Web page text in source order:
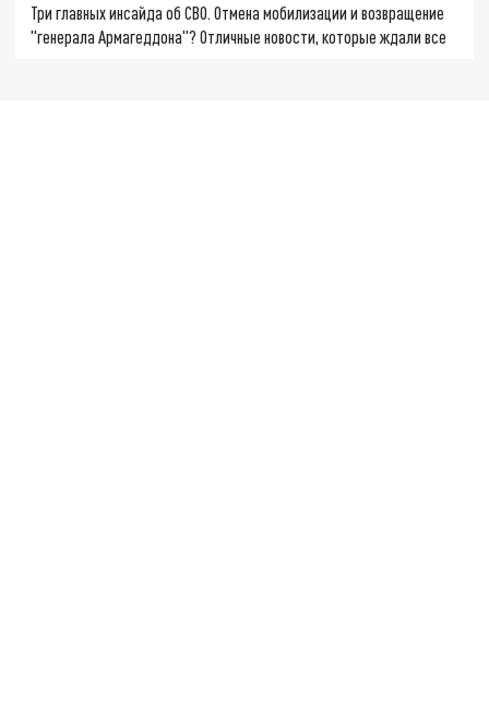
Три главных инсайда об СВО. Отмена мобилизации и возвращение
"генерала Армагеддона"? Отличные новости, которые ждали все